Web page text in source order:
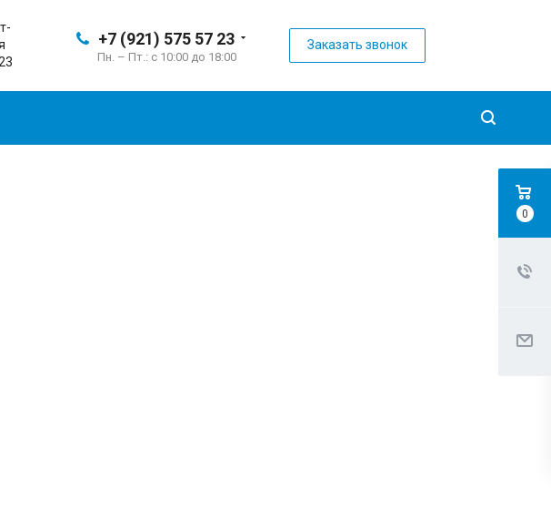
+7 (921) 575 57 23
Пн. – Пт.: с 10:00 до 18:00
Заказать звонок
0